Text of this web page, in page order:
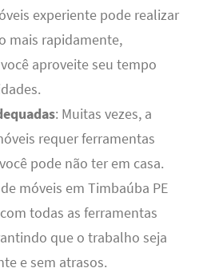
experiente pode realizar
mais rapidamente,
aproveite seu tempo
: Muitas vezes, a
requer ferramentas
pode não ter em casa.
móveis em Timbaúba PE
todas as ferramentas
que o trabalho seja
e sem atrasos.